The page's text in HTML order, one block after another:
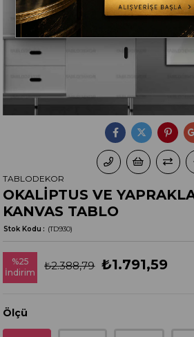
OKALİPTUS VE
KANVAS TABLO
(TD930)
Stok Kodu
TABLODEKOR
%25
İndirim
₺2.388,79 ₺1.791,59
Ölçü